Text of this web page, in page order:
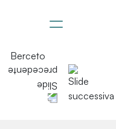
Berceto